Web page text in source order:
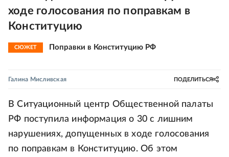
ходе голосования по поправкам в
Конституцию
СЮЖЕТ Поправки в Конституцию РФ
Галина Мисливская ПОДЕЛИТЬСЯ
В Ситуационный центр Общественной палаты
РФ поступила информация о 30 с лишним
нарушениях, допущенных в ходе голосования
по поправкам в Конституцию. Об этом